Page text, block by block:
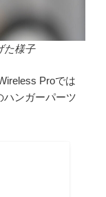
た様子
Proでは
ハンガーパーツ